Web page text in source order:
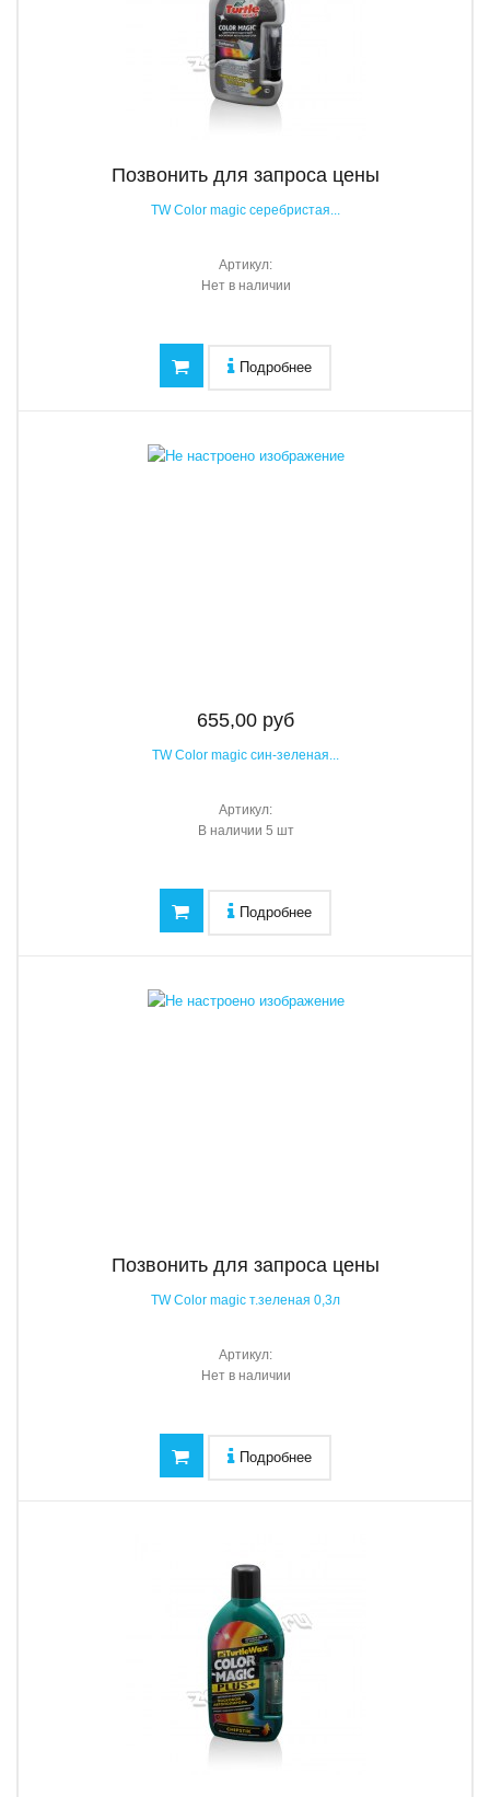
Позвонить для запроса цены
TW Color magic серебристая...
Артикул:
Нет в наличии
Подробнее
655,00 руб
TW Color magic син-зеленая...
Артикул:
В наличии 5 шт
Подробнее
Позвонить для запроса цены
TW Color magic т.зеленая 0,3л
Артикул:
Нет в наличии
Подробнее